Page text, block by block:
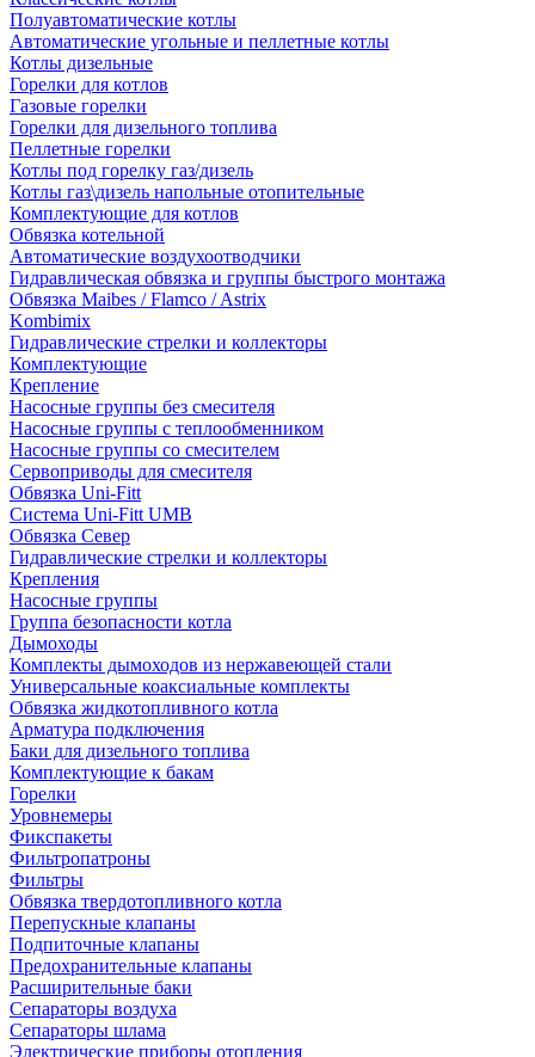
Полуавтоматические котлы
Автоматические угольные и пеллетные котлы
Котлы дизельные
Горелки для котлов
Газовые горелки
Горелки для дизельного топлива
Пеллетные горелки
Котлы под горелку газ/дизель
Котлы газ\дизель напольные отопительные
Комплектующие для котлов
Обвязка котельной
Автоматические воздухоотводчики
Гидравлическая обвязка и группы быстрого монтажа
Обвязка Maibes / Flamco / Astrix
Kombimix
Гидравлические стрелки и коллекторы
Комплектующие
Крепление
Насосные группы без смесителя
Насосные группы с теплообменником
Насосные группы со смесителем
Сервоприводы для смесителя
Обвязка Uni-Fitt
Система Uni-Fitt UMB
Обвязка Север
Гидравлические стрелки и коллекторы
Крепления
Насосные группы
Группа безопасности котла
Дымоходы
Комплекты дымоходов из нержавеющей стали
Универсальные коаксиальные комплекты
Обвязка жидкотопливного котла
Арматура подключения
Баки для дизельного топлива
Комплектующие к бакам
Горелки
Уровнемеры
Фикспакеты
Фильтропатроны
Фильтры
Обвязка твердотопливного котла
Перепускные клапаны
Подпиточные клапаны
Предохранительные клапаны
Расширительные баки
Сепараторы воздуха
Сепараторы шлама
Электрические приборы отопления